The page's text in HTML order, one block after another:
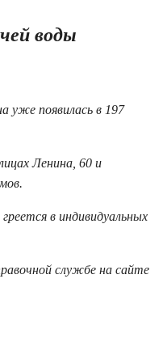
воды
уже появилась в 197
Ленина, 60 и
в индивидуальных
службе на сайте